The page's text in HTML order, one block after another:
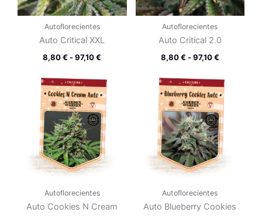
Autoflorecientes
Auto Critical XXL
8,80€ - 97,10€
Autoflorecientes
Auto Critical 2.0
8,80€ - 97,10€
Autoflorecientes
Auto Cookies N Cream
de
precios:
desde
8,80 €
hasta
97,10 €
Autoflorecientes
Auto Blueberry Cookies
de
precios:
desde
8,80 €
hasta
97,10 €